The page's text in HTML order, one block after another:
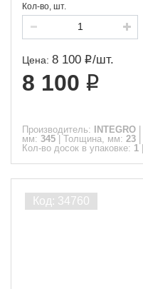
Кол-во, шт.
Цена: 8 100 /шт.
8 100
Производитель: INTEGRO
мм: 345 Толщина, мм: 23
Кол-во досок в упаковке: 1